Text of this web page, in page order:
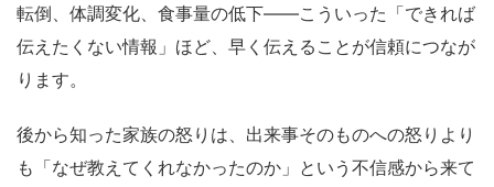
転倒、体調変化、食事量の低下——こういった「できれば
伝えたくない情報」ほど、早く伝えることが信頼につなが
ります。
後から知った家族の怒りは、出来事そのものへの怒りより
も「なぜ教えてくれなかったのか」という不信感から来て